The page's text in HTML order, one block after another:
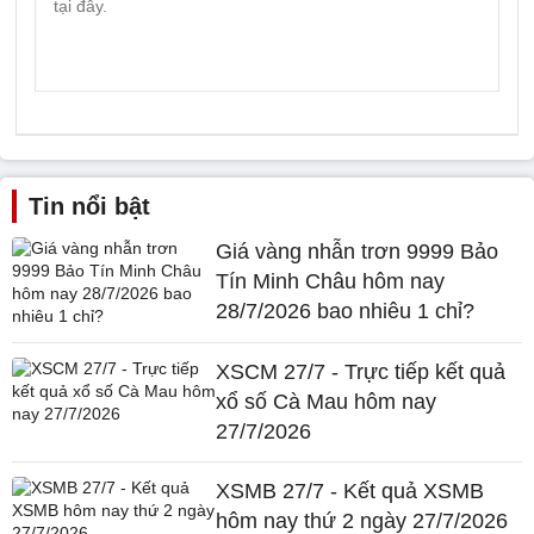
Tin nổi bật
Giá vàng nhẫn trơn 9999 Bảo
Tín Minh Châu hôm nay
28/7/2026 bao nhiêu 1 chỉ?
XSCM 27/7 - Trực tiếp kết quả
xổ số Cà Mau hôm nay
27/7/2026
XSMB 27/7 - Kết quả XSMB
hôm nay thứ 2 ngày 27/7/2026